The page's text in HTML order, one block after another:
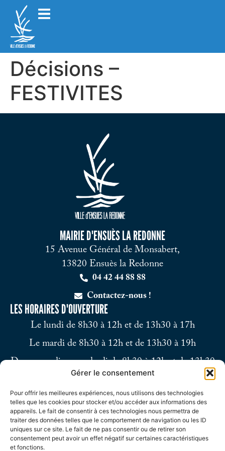
Gérer le consentement
Pour offrir les meilleures expériences, nous utilisons des technologies
telles que les cookies pour stocker et/ou accéder aux informations des
appareils. Le fait de consentir à ces technologies nous permettra de
traiter des données telles que le comportement de navigation ou les ID
uniques sur ce site. Le fait de ne pas consentir ou de retirer son
consentement peut avoir un effet négatif sur certaines caractéristiques
et fonctions.
Décisions –
FESTIVITES
MAIRIE D'ENSUÈS LA REDONNE
15 Avenue Général de Monsabert,
13820 Ensuès la Redonne
04 42 44 88 88
Contactez-nous !
LES HORAIRES D'OUVERTURE
Le lundi de 8h30 à 12h et de 13h30 à 17h
Le mardi de 8h30 à 12h et de 13h30 à 19h
Du mercredi au vendredi de 8h30 à 12h et de 13h30
Le samedi de 9h à 12h